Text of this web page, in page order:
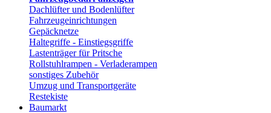
Dachlüfter und Bodenlüfter
Fahrzeugeinrichtungen
Gepäcknetze
Haltegriffe - Einstiegsgriffe
Lastenträger für Pritsche
Rollstuhlrampen - Verladerampen
sonstiges Zubehör
Umzug und Transportgeräte
Restekiste
Baumarkt